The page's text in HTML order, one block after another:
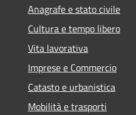
Anagrafe e stato civile
Cultura e tempo libero
Vita lavorativa
Imprese e Commercio
Catasto e urbanistica
Mobilità e trasporti